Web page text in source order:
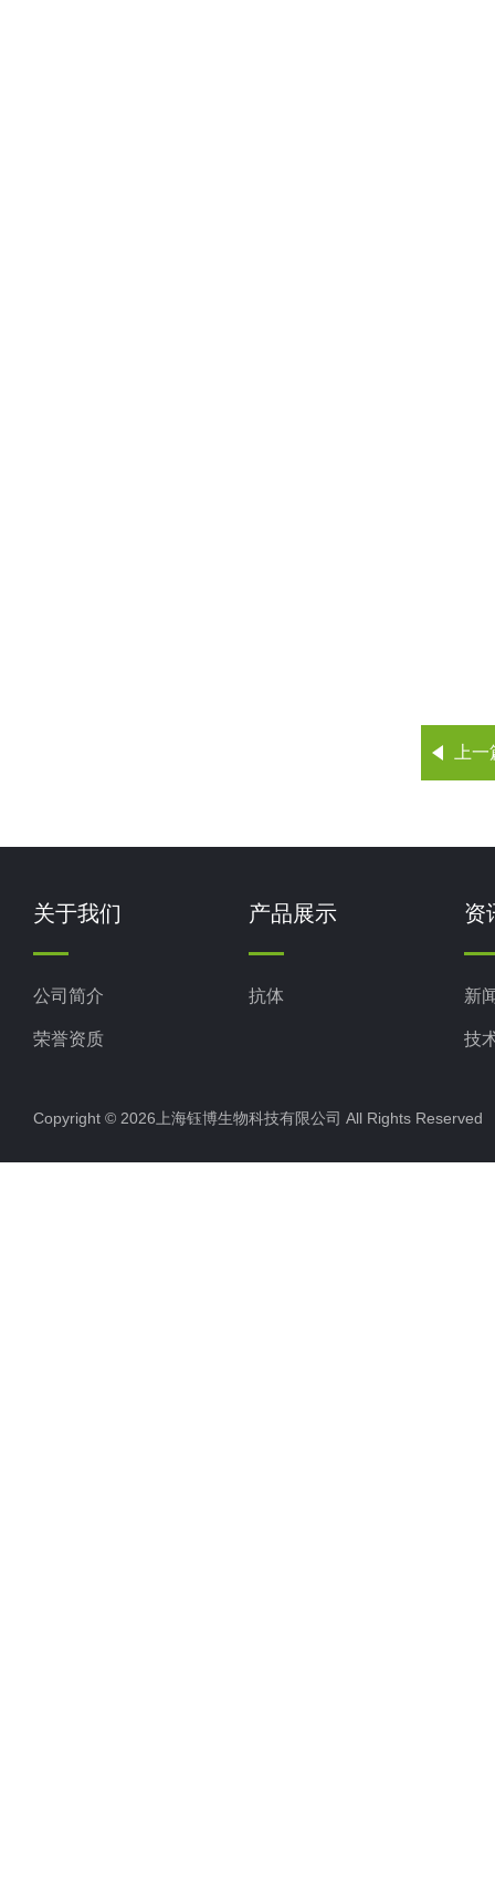
上
关于我们
公司简介
荣誉资质
产品展示
抗体
资
新
技
Copyright © 2026上海钰博生物科技有限公司 All Rights